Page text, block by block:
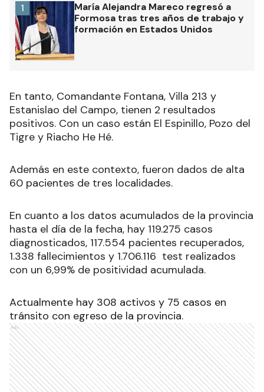
María Alejandra Mareco regresó a
Formosa tras tres años de trabajo y
formación en Estados Unidos
1
En tanto, Comandante Fontana, Villa 213 y
Estanislao del Campo, tienen 2 resultados
positivos. Con un caso están El Espinillo, Pozo del
Tigre y Riacho He Hé.
Además en este contexto, fueron dados de alta
60 pacientes de tres localidades.
En cuanto a los datos acumulados de la provincia
hasta el día de la fecha, hay 119.275 casos
diagnosticados, 117.554 pacientes recuperados,
1.338 fallecimientos y 1.706.116 test realizados
con un 6,99% de positividad acumulada.
Actualmente hay 308 activos y 75 casos en
tránsito con egreso de la provincia.
Ads